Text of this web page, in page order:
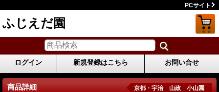
PCサイト
ふじえだ園
ログイン 新規登録はこちら お問い合せ
商品詳細 京都・宇治 山政 小山園